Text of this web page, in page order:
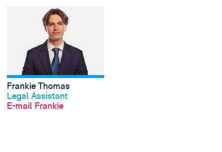
Profil anschauen
Frankie Thomas
Legal Assistant
E-mail Frankie